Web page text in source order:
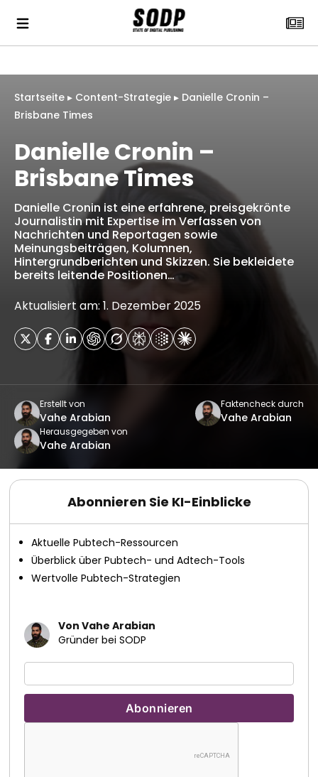
Startseite ▸ Content-Strategie ▸ Danielle Cronin –
Brisbane Times
Danielle Cronin –
Brisbane Times
Danielle Cronin ist eine erfahrene, preisgekrönte
Journalistin mit Expertise im Verfassen von
Nachrichten und Reportagen sowie
Meinungsbeiträgen, Kolumnen,
Hintergrundberichten und Skizzen. Sie bekleidete
bereits leitende Positionen…
Aktualisiert am: 1. Dezember 2025
Erstellt von
Vahe Arabian
Faktencheck durch
Vahe Arabian
Herausgegeben von
Vahe Arabian
Abonnieren Sie KI-Einblicke
Aktuelle Pubtech-Ressourcen
Überblick über Pubtech- und Adtech-Tools
Wertvolle Pubtech-Strategien
Von Vahe Arabian
Gründer bei SODP